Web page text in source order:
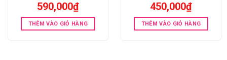
590,000₫
THÊM VÀO GIỎ HÀNG
450,000₫
THÊM VÀO GIỎ HÀNG